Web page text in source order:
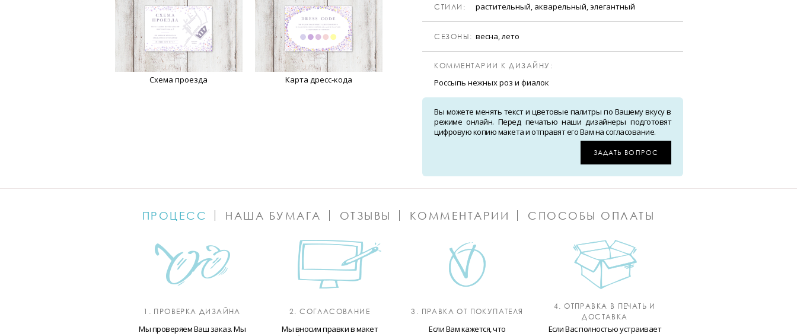
Схема проезда Карта дресс-кода
CТИЛИ: растительный, акварельный, элегантный
CЕЗОНЫ: весна, лето
КОММЕНТАРИИ К ДИЗАЙНУ:
Россыпь нежных роз и фиалок
Вы можете менять текст и цветовые палитры по Вашему вкусу в
режиме онлайн. Перед печатью наши дизайнеры подготовят
цифровую копию макета и отправят его Вам на согласование.
ЗАДАТЬ ВОПРОС
ПРОЦЕСС НАША БУМАГА ОТЗЫВЫ КОММЕНТАРИИ СПОСОБЫ ОПЛАТЫ
1. ПРОВЕРКА ДИЗАЙНА
Мы проверяем Ваш заказ. Мы
2. СОГЛАСОВАНИЕ
Мы вносим правки в макет
3. ПРАВКА ОТ ПОКУПАТЕЛЯ
Если Вам кажется, что
4. ОТПРАВКА В ПЕЧАТЬ И
ДОСТАВКА
Если Вас полностью устраивает